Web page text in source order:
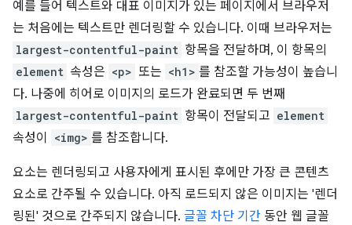
예를 들어 텍스트와 대표 이미지가 있는 페이지에서 브라우저
는 처음에는 텍스트만 렌더링할 수 있습니다. 이때 브라우저는
largest-contentful-paint 항목을 전달하며, 이 항목의
element 속성은 <p> 또는 <h1> 를 참조할 가능성이 높습니
다. 나중에 히어로 이미지의 로드가 완료되면 두 번째
largest-contentful-paint 항목이 전달되고 element
속성이 <img> 를 참조합니다.
요소는 렌더링되고 사용자에게 표시된 후에만 가장 큰 콘텐츠
요소로 간주될 수 있습니다. 아직 로드되지 않은 이미지는 '렌더
링된' 것으로 간주되지 않습니다. 글꼴 차단 기간 동안 웹 글꼴